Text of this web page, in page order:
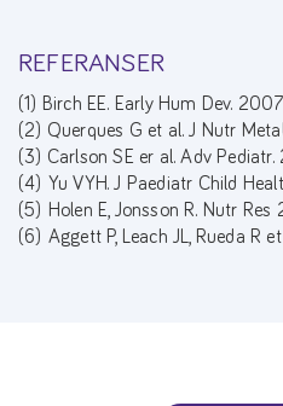
REFERANSER
(1) Birch EE. Early Hum Dev.
(2) Querques G et al. J Nutr
(3) Carlson SE er al. Adv
(4) Yu VYH. J Paediatr Child
(5) Holen E, Jonsson R. Nutr
(6) Aggett P, Leach JL, Rueda R